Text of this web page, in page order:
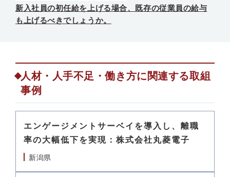
新入社員の初任給を上げる場合、既存の従業員の給与
も上げるべきでしょうか。
人材・人手不足・働き方に関連する取組
事例
エンゲージメントサーベイを導入し、離職
率の大幅低下を実現：株式会社丸菱電子
新潟県